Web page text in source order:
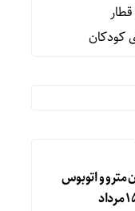
کودکان
مترو و اتوبوس